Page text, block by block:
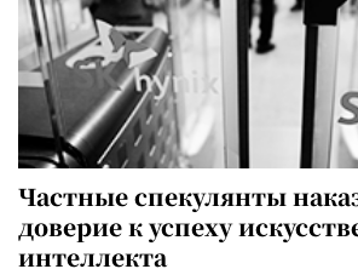
Частные спекулянты
доверие к успеху
интеллекта